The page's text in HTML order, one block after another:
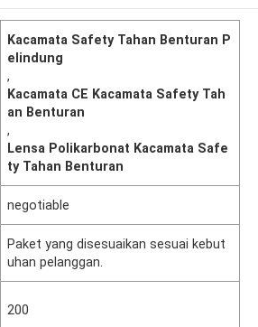
Kacamata Safety Tahan Benturan P
elindung
,
Kacamata CE Kacamata Safety Tah
an Benturan
,
Lensa Polikarbonat Kacamata Safe
ty Tahan Benturan
negotiable
Paket yang disesuaikan sesuai kebut
uhan pelanggan.
200